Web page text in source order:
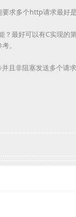
要求多个http请求最好是
？ 最好可以有C实现的
。
并且非阻塞发送多个请